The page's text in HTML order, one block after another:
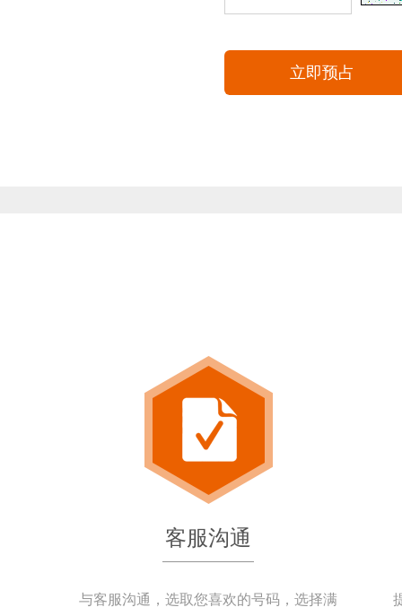
客服沟通
与客服沟通，选取您喜欢的号码，选择满